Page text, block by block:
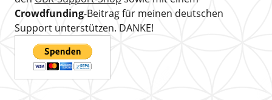
Crowdfunding-Beitrag für meinen deutschen
Support unterstützen. DANKE!